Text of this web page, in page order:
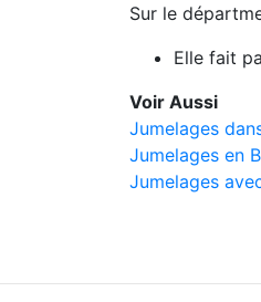
Sur le
Elle fait
Voir Aussi
Jumelages
Jumelages en
Jumelages